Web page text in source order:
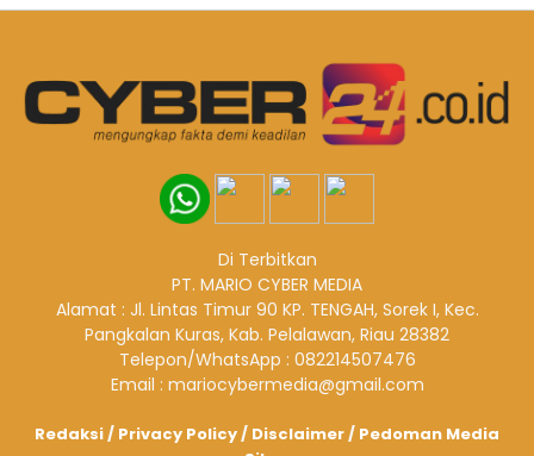
Di Terbitkan
PT. MARIO CYBER MEDIA
Alamat : Jl. Lintas Timur 90 KP. TENGAH, Sorek I, Kec.
Pangkalan Kuras, Kab. Pelalawan, Riau 28382
Telepon/WhatsApp : 082214507476
Email : mariocybermedia@gmail.com
Redaksi/ Privacy Policy/ Disclaimer/ Pedoman Media